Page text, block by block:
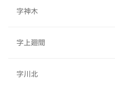
字神木
字上廻間
字川北